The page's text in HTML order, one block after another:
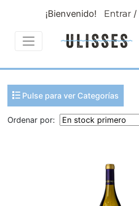
¡Bienvenido! Entrar/
Pulse para ver Categorías
Ordenar por: